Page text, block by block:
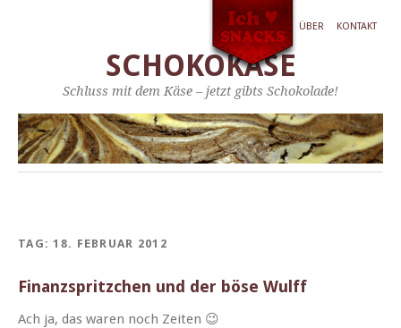
ÜBER KONTAKT
SCHOKOKÄSE
Schluss mit dem Käse – jetzt gibts Schokolade!
TAG:18. FEBRUAR 2012
Finanzspritzchen und der böse Wulff
Ach ja, das waren noch Zeit­en 😉